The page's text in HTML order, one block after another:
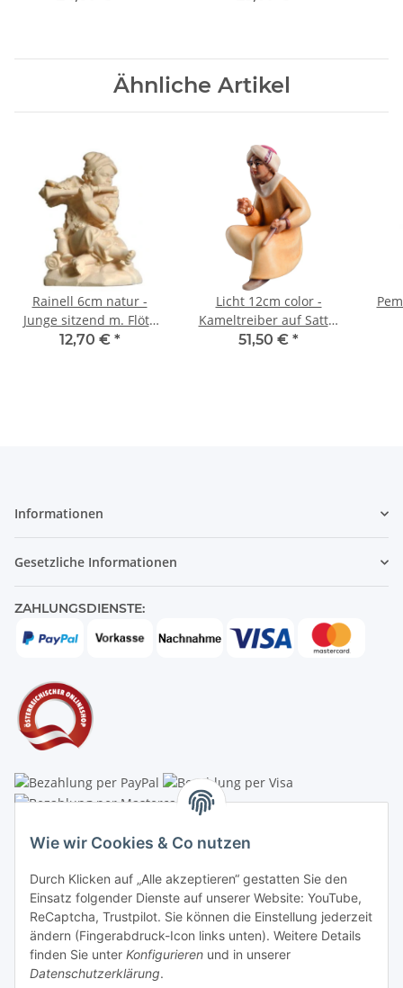
Wie wir Cookies & Co nutzen
Durch Klicken auf „Alle akzeptieren“ gestatten Sie den
Einsatz folgender Dienste auf unserer Website: YouTube,
ReCaptcha, Trustpilot. Sie können die Einstellung jederzeit
ändern (Fingerabdruck-Icon links unten). Weitere Details
finden Sie unter Konfigurieren und in unserer
Datenschutzerklärung.
Ähnliche Artikel
Rainell 6cm natur -
Junge sitzend m. Flöte
-016
12,70 € *
Licht 12cm color -
Kameltreiber auf Sattel
-050
51,50 € *
Informationen
Gesetzliche Informationen
ZAHLUNGSDIENSTE:
Linzer Krippenshop
Schauraum & Verkauf: Pfarrwald 46
Buchhaltung: Königleiten 11
A-3354 Wolfsbach